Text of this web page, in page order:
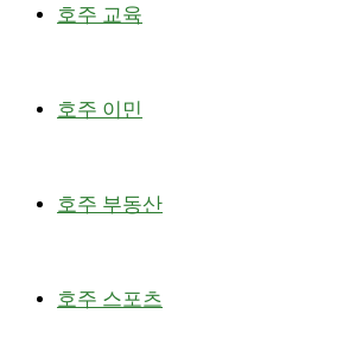
호주 교육
호주 이민
호주 부동산
호주 스포츠